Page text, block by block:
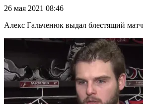
26 мая 2021 08:46
Алекс Гальченюк выдал блестящий